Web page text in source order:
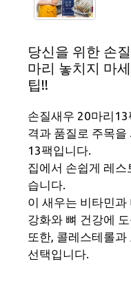
당신을 위한 손
마리 놓치지 마
팁!!
손질새우 20마리
격과 품질로 주목
13팩입니다.
집에서 손쉽게 레스
습니다.
이 새우는 비타민
강화와 뼈 건강에
또한, 콜레스테롤
선택입니다.